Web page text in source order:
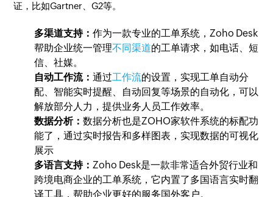
证，比如Gartner、G2等。
多渠道支持：作为一款专业的工单系统，Zoho Desk
帮助企业统一管理不同渠道的工单请求，如电话、短
信、社媒。
自动工作流：通过工作流的设置，实现工单自动分
配、智能实时提醒、自动回复等场景的自动化，可以
解放部分人力，提供业务人员工作效率。
数据分析：数据分析也是ZOHO家软件系统的标配功
能了，通过实时报告和多样图表，实现数据的可视化
展示
多语言支持：Zoho Desk是一款非常适合外贸行业和
跨境电商企业的工单系统，它内置了多国语言实时翻
译工具，帮助企业更好的服务国外客户。